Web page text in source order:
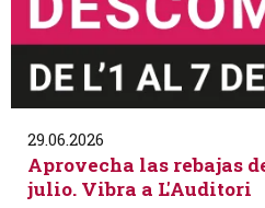
29.06.2026
Aprovecha las rebajas
julio. Vibra a L'Auditori